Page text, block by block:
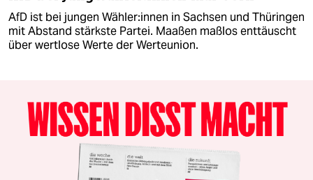
AfD ist bei jungen Wäh­le­r:in­nen in Sachsen und Thüringen
mit Abstand stärkste Partei. Maaßen maßlos enttäuscht
über wertlose Werte der Werteunion.